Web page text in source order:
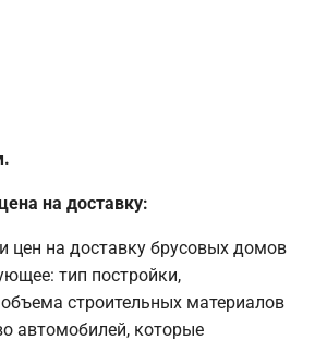
на доставку:
цен на доставку брусовых домов
тип постройки,
строительных материалов
автомобилей, которые